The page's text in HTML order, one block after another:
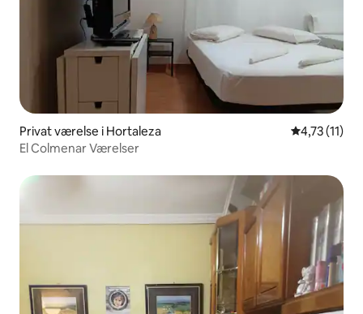
Privat værelse i Hortaleza 4,73 ud af 5
4,73 (11)
El Colmenar Værelser